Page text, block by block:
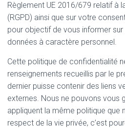
Règlement UE 2016/679 relatif à
(RGPD) ainsi que sur votre
pour objectif de vous informer
données à caractère personnel.
Cette politique de confidentialité
renseignements recueillis par le
dernier puisse contenir des liens
externes. Nous ne pouvons vous
appliquent la même politique que
respect de la vie privée, c’est